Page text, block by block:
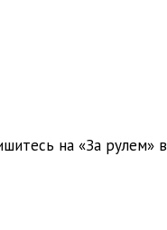
на «За рулем» в